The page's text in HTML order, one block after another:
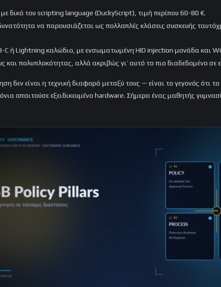
δικό του scripting language (DuckyScript), τιμή περίπου 60-80 €.
να παρουσιάζεται ως πολλαπλές κλάσεις συσκευής
C ή Lightning καλώδιο, με ενσωματωμένη HID injection μονάδα και
και πολυπλοκότητας, αλλά ακριβώς γι’ αυτό το πιο διαδεδομένο σε
δεν είναι η τεχνική διαφορά μεταξύ τους — είναι το γεγονός ότι το
απαιτούσε εξειδικευμένο hardware. Σήμερα ένας μαθητής